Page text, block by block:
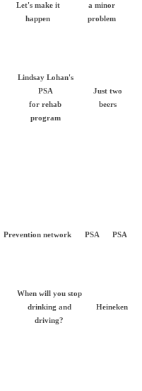
Let's make it
happen
a minor
problem
Lindsay Lohan's
PSA
for rehab
program
Just two
beers
Prevention network PSA PSA
When will you stop
drinking and
driving?
Heineken